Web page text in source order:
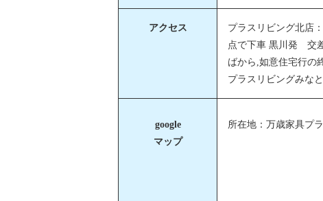
アクセス
プラスリビング北店
点で下車 黒川発 交
ばから,如意住宅行の
プラスリビングみな
google
マップ
所在地：万歳家具プ